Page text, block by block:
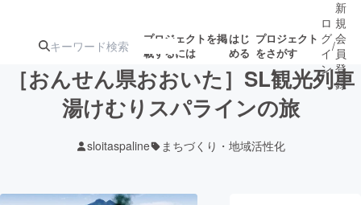
プロジェクトを掲
載するには
はじ
める
プロジェクト
をさがす
ターン
ジェクト
募集終了が近いプ
ロジェクト
ロ
グ
イ
ン
/
新
規
会
員
登
録
［おんせん県おおいた］SL観光列車
湯けむりスパラインの旅
sloitaspaline まちづくり・地域活性化